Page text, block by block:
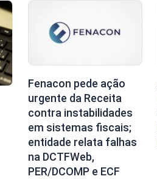
Fenacon pede ação
urgente da Receita
contra instabilidades
em sistemas fiscais;
entidade relata falhas
na DCTFWeb,
PER/DCOMP e ECF